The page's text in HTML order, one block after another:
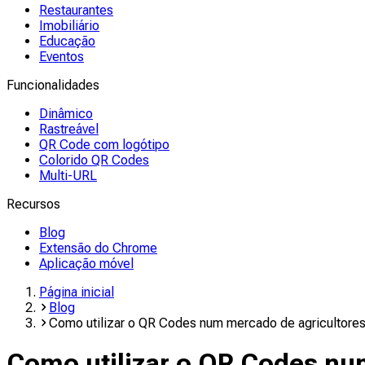
Restaurantes
Imobiliário
Educação
Eventos
Funcionalidades
Dinâmico
Rastreável
QR Code com logótipo
Colorido QR Codes
Multi-URL
Recursos
Blog
Extensão do Chrome
Aplicação móvel
Página inicial
Blog
Como utilizar o QR Codes num mercado de agricultores